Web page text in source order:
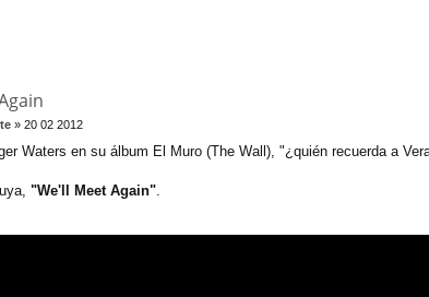
»20 02 2012
Waters en su álbum El Muro (The Wall), "¿quién recuerda a
"We'll Meet Again".